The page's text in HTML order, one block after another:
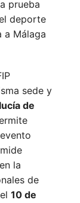
prueba
deporte
a Málaga
sede y
de
la
de
10 de